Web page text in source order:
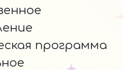
программа